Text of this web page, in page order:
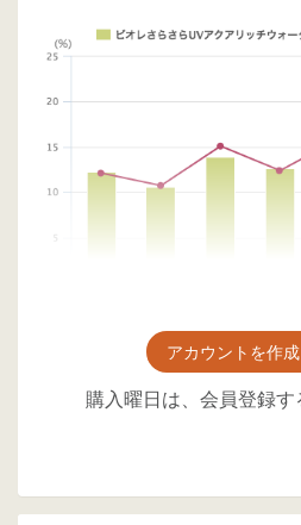
アカウントを作成
購入曜日は、会員登録